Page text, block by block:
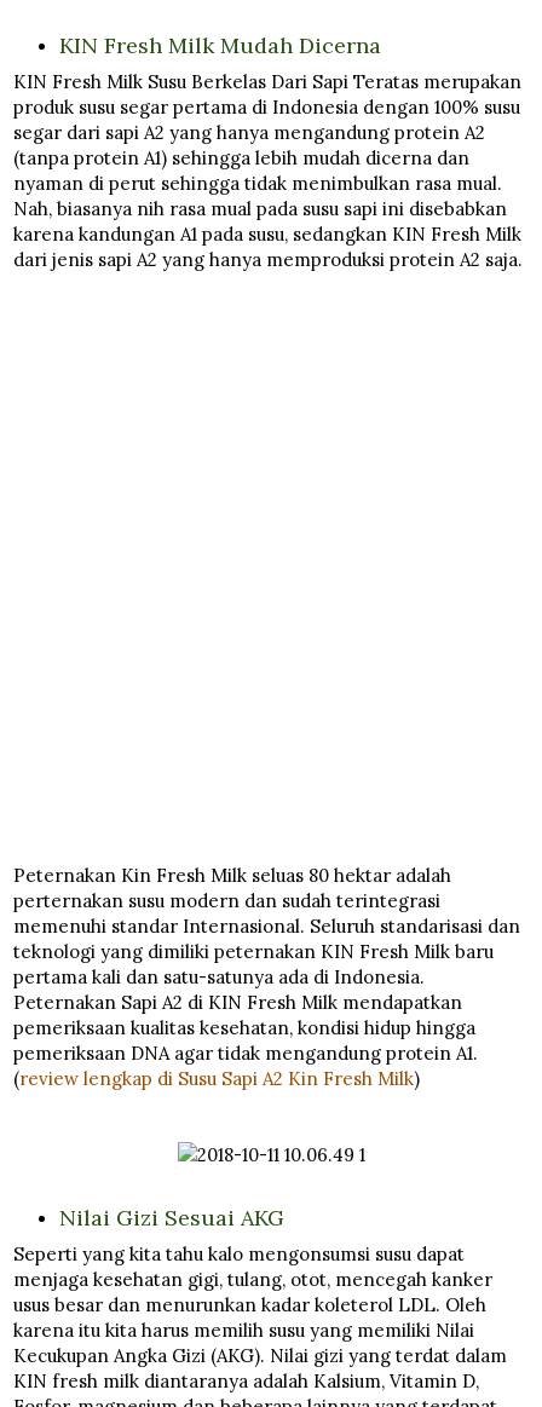
KIN Fresh Milk Mudah Dicerna
KIN Fresh Milk Susu Berkelas Dari Sapi Teratas merupakan
produk susu segar pertama di Indonesia dengan 100% susu
segar dari sapi A2 yang hanya mengandung protein A2
(tanpa protein A1) sehingga lebih mudah dicerna dan
nyaman di perut sehingga tidak menimbulkan rasa mual.
Nah, biasanya nih rasa mual pada susu sapi ini disebabkan
karena kandungan A1 pada susu, sedangkan KIN Fresh Milk
dari jenis sapi A2 yang hanya memproduksi protein A2 saja.
Peternakan Kin Fresh Milk seluas 80 hektar adalah
perternakan susu modern dan sudah terintegrasi
memenuhi standar Internasional. Seluruh standarisasi dan
teknologi yang dimiliki peternakan KIN Fresh Milk baru
pertama kali dan satu-satunya ada di Indonesia.
Peternakan Sapi A2 di KIN Fresh Milk mendapatkan
pemeriksaan kualitas kesehatan, kondisi hidup hingga
pemeriksaan DNA agar tidak mengandung protein A1.
(review lengkap di Susu Sapi A2 Kin Fresh Milk)
Nilai Gizi Sesuai AKG
Seperti yang kita tahu kalo mengonsumsi susu dapat
menjaga kesehatan gigi, tulang, otot, mencegah kanker
usus besar dan menurunkan kadar koleterol LDL. Oleh
karena itu kita harus memilih susu yang memiliki Nilai
Kecukupan Angka Gizi (AKG). Nilai gizi yang terdat dalam
KIN fresh milk diantaranya adalah Kalsium, Vitamin D,